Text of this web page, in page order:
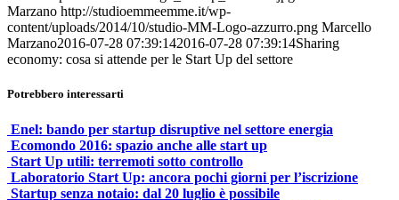
Marzano http://studioemmeemme.it/wp-
content/uploads/2014/10/studio-MM-Logo-azzurro.png Marcello
Marzano2016-07-28 07:39:142016-07-28 07:39:14Sharing
economy: cosa si attende per le Start Up del settore
Potrebbero interessarti
Enel: bando per startup disruptive nel settore energia
Ecomondo 2016: spazio anche alle start up
Start Up utili: terremoti sotto controllo
Laboratorio Start Up: ancora pochi giorni per l’iscrizione
Startup senza notaio: dal 20 luglio è possibile